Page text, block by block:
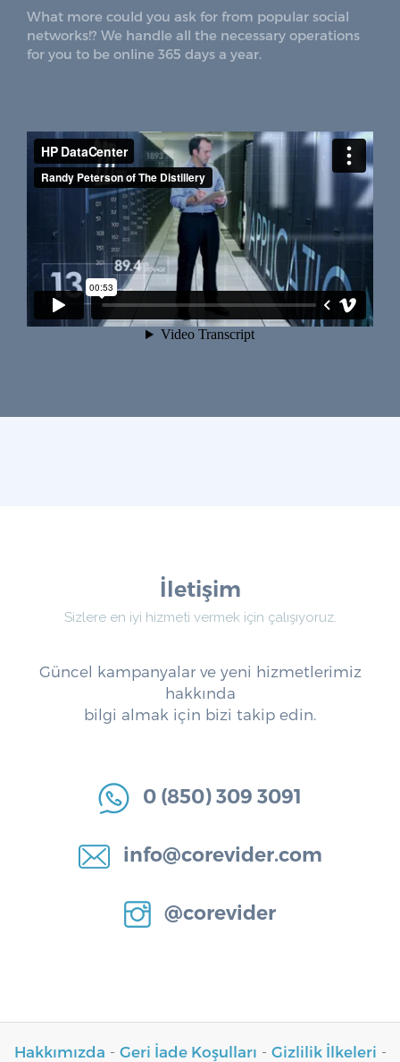
What more could you ask for from popular social
networks!? We handle all the necessary operations
for you to be online 365 days a year.
İletişim
Sizlere en iyi hizmeti vermek için çalışıyoruz.
Güncel kampanyalar ve yeni hizmetlerimiz
hakkında
bilgi almak için bizi takip edin.
0 (850) 309 3091
info@corevider.com
@corevider
Hakkımızda - Geri İade Koşulları - Gizlilik İlkeleri -